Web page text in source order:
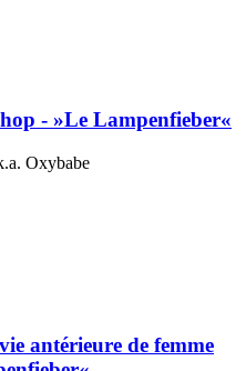
- »Le Lampenfieber«
Oxybabe
antérieure de femme